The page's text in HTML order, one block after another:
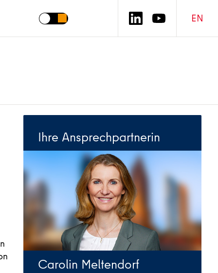
EN
Ihre Ansprechpartnerin
Carolin Meltendorf